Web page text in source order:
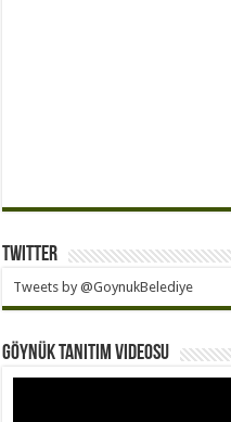
Twitter
Tweets by @GoynukBelediye
Göynük Tanıtım Videosu